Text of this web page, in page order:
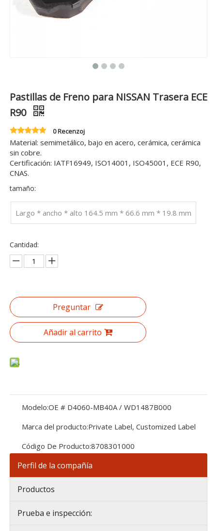
Pastillas de Freno para NISSAN Trasera ECE
R90
0 Recenzoj
Material: semimetálico, bajo en acero, cerámica, cerámica
sin cobre.
Certificación: IATF16949, ISO14001, ISO45001, ECE R90,
CNAS.
tamaño:
Largo * ancho * alto 164.5 mm * 66.6 mm * 19.8 mm
Cantidad:
Preguntar
Añadir al carrito
Modelo:OE # D4060-MB40A / WD1487B000
Marca del producto:Private Label, Customized Label
Código De Producto:8708301000
Perfil de la compañía
Productos
Prueba e inspección: